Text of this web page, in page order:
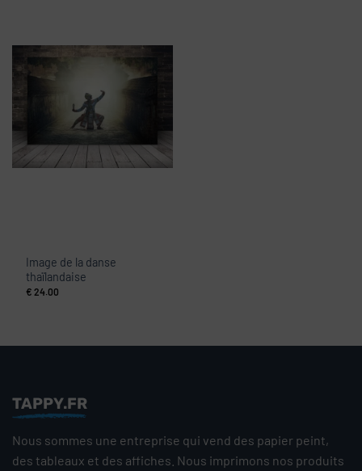
Image de la danse
thaïlandaise
€ 24.00
TAPPY.FR
Nous sommes une entreprise qui vend des papier peint,
des tableaux et des affiches. Nous imprimons nos produits